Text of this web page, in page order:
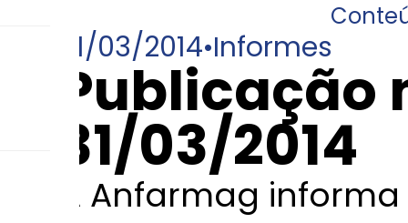
31/03/2014•Informes
Publicação
31/03/2014
A Anfarmag